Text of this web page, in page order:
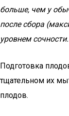
больше, чем у
после сбора
уровнем сочности.
Подготовка
тщательном их
плодов.